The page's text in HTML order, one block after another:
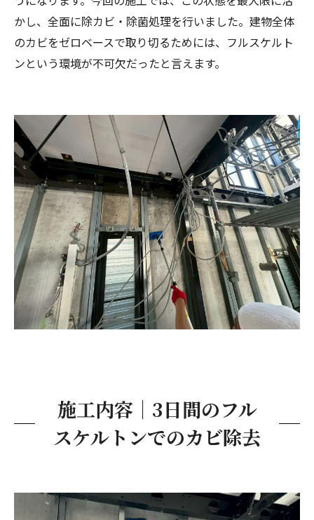
かし、全面に除カビ・除菌処理を行いました。建物全体
のカビをゼロベースで取り切るためには、フルスケルト
ンという環境が不可欠だったと言えます。
施工内容｜3日間のフル
スケルトンでのカビ除去